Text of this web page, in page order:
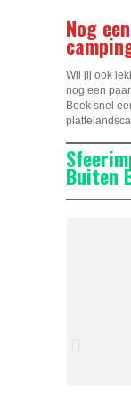
Nog
Wil jij ook
nog een
Boek snel
Buiten